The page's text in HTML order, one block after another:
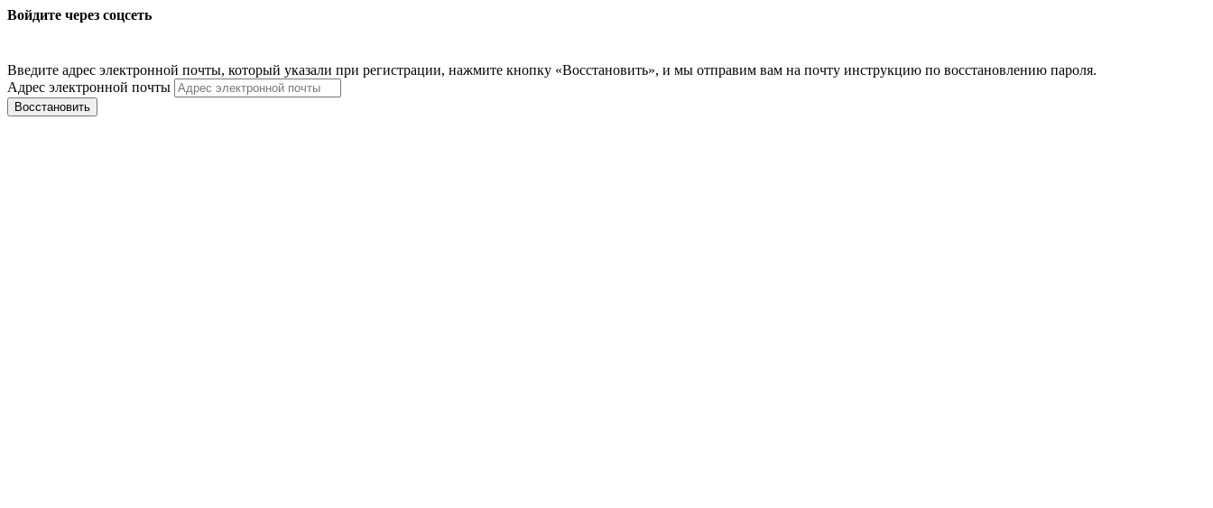
Войдите через соцсеть
Введите адрес электронной почты, который указали при регистрации, нажмите кнопку «Восстановить», и мы отправим вам на почту инструкцию по восстановлению пароля.
Адрес электронной почты